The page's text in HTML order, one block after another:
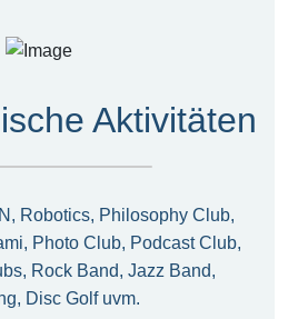
Aktivitäten
Robotics, Philosophy Club,
Photo Club, Podcast Club,
Rock Band, Jazz Band,
Disc Golf uvm.